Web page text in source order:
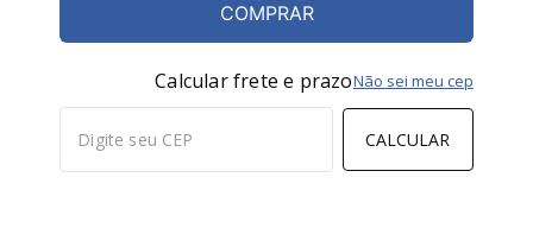
COMPRAR
Calcular frete e prazo
CALCULAR
Não sei meu cep